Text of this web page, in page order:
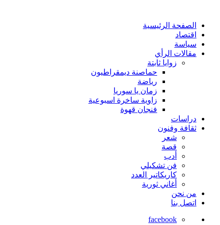
الصفحة الرئيسية
اقتصاد
سياسة
مقالات الرأي
زوايا ثابتة
حماصنة ديمقراطيون
رياضة
زمان يا سوريا
زاوية ساخرة اسبوعية
فنجان قهوة
دراسات
ثقافة وفنون
شعر
قصة
أدب
فن تشكيلي
كاريكاتير العدد
أغاني ثورية
من نحن
اتصل بنا
facebook